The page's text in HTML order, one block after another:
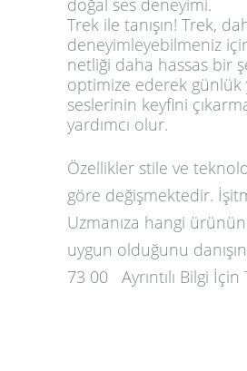
doğal ses deneyimi.
Trek ile tanışın! Trek,
deneyimleyebilmeniz
netliği daha hassas bir
optimize ederek günlük
seslerinin keyfini
yardımcı olur.
Özellikler stile ve
göre değişmektedir.
Uzmanıza hangi
uygun olduğunu
73 00 Ayrıntılı Bilgi İçin